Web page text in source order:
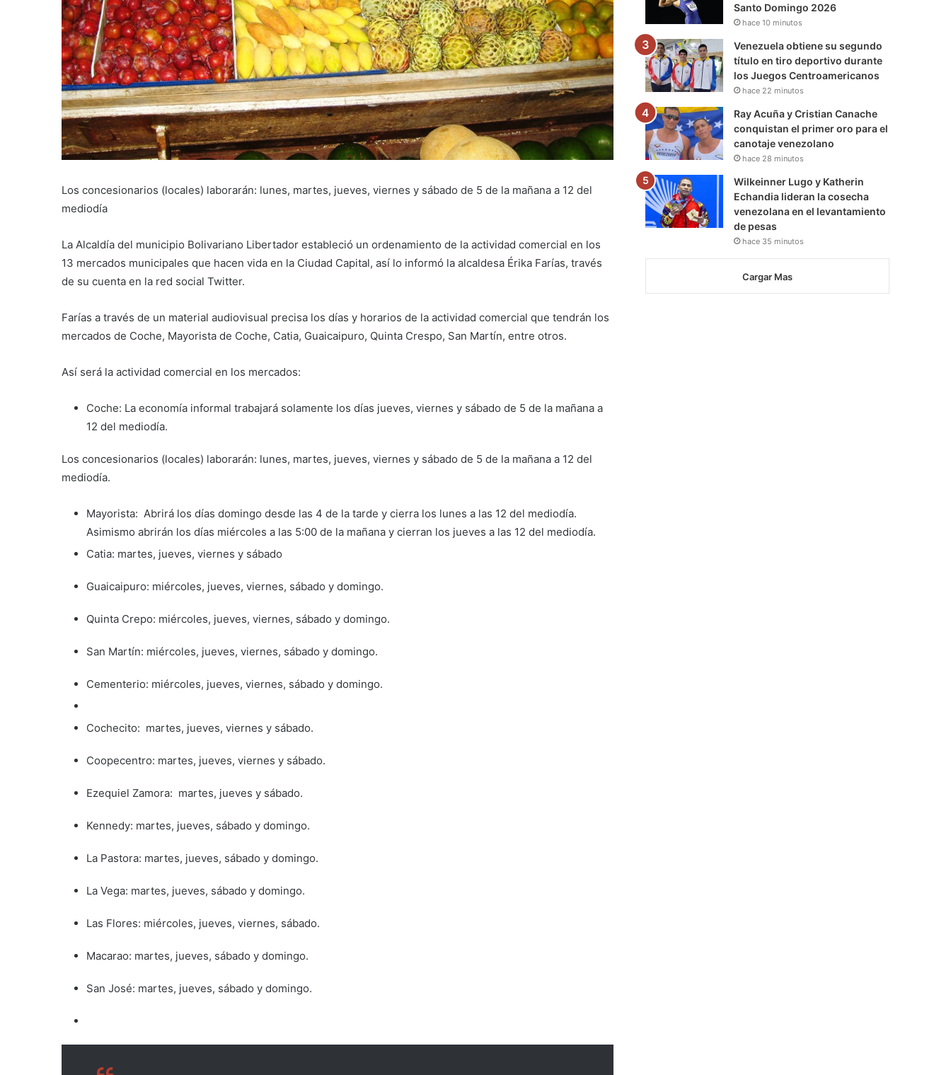
Los concesionarios (locales) laborarán: lunes, martes, jueves, viernes y sábado de 5 de la mañana a 12 del
mediodía
La Alcaldía del municipio Bolivariano Libertador estableció un ordenamiento de la actividad comercial en los
13 mercados municipales que hacen vida en la Ciudad Capital, así lo informó la alcaldesa Érika Farías, través
de su cuenta en la red social Twitter.
Farías a través de un material audiovisual precisa los días y horarios de la actividad comercial que tendrán los
mercados de Coche, Mayorista de Coche, Catia, Guaicaipuro, Quinta Crespo, San Martín, entre otros.
Así será la actividad comercial en los mercados:
Coche: La economía informal trabajará solamente los días jueves, viernes y sábado de 5 de la mañana a
12 del mediodía.
Los concesionarios (locales) laborarán: lunes, martes, jueves, viernes y sábado de 5 de la mañana a 12 del
mediodía.
Mayorista: Abrirá los días domingo desde las 4 de la tarde y cierra los lunes a las 12 del mediodía.
Asimismo abrirán los días miércoles a las 5:00 de la mañana y cierran los jueves a las 12 del mediodía.
Catia: martes, jueves, viernes y sábado
Guaicaipuro: miércoles, jueves, viernes, sábado y domingo.
Quinta Crepo: miércoles, jueves, viernes, sábado y domingo.
San Martín: miércoles, jueves, viernes, sábado y domingo.
Cementerio: miércoles, jueves, viernes, sábado y domingo.
Cochecito: martes, jueves, viernes y sábado.
Coopecentro: martes, jueves, viernes y sábado.
Ezequiel Zamora: martes, jueves y sábado.
Kennedy: martes, jueves, sábado y domingo.
La Pastora: martes, jueves, sábado y domingo.
La Vega: martes, jueves, sábado y domingo.
Las Flores: miércoles, jueves, viernes, sábado.
Macarao: martes, jueves, sábado y domingo.
San José: martes, jueves, sábado y domingo.
Santo Domingo 2026
hace 10 minutos
Venezuela obtiene su segundo
título en tiro deportivo durante
los Juegos Centroamericanos
hace 22 minutos
Ray Acuña y Cristian Canache
conquistan el primer oro para el
canotaje venezolano
hace 28 minutos
Wilkeinner Lugo y Katherin
Echandia lideran la cosecha
venezolana en el levantamiento
de pesas
hace 35 minutos
Cargar Mas